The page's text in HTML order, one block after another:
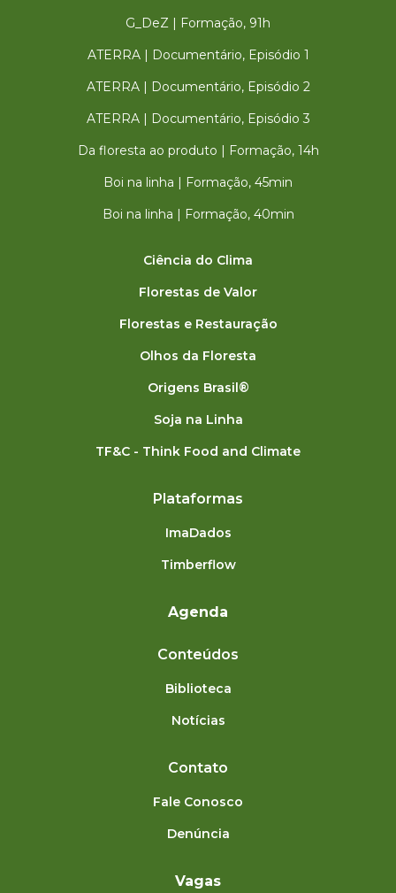
G_DeZ | Formação, 91h
ATERRA | Documentário, Episódio 1
ATERRA | Documentário, Episódio 2
ATERRA | Documentário, Episódio 3
Da floresta ao produto | Formação, 14h
Boi na linha | Formação, 45min
Boi na linha | Formação, 40min
Ciência do Clima
Florestas de Valor
Florestas e Restauração
Olhos da Floresta
Origens Brasil®
Soja na Linha
TF&C - Think Food and Climate
Plataformas
ImaDados
Timberflow
Agenda
Conteúdos
Biblioteca
Notícias
Contato
Fale Conosco
Denúncia
Vagas